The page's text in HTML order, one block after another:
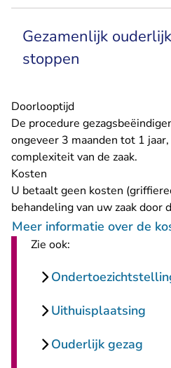
Gezamenlijk
stoppen
Doorlooptijd
De procedure
ongeveer 3 maanden tot 1
complexiteit van de zaak.
Kosten
U betaalt geen kosten
behandeling van uw zaak door
Meer informatie over de
Zie ook:
Uithuisplaatsing
Ouderlijk gezag